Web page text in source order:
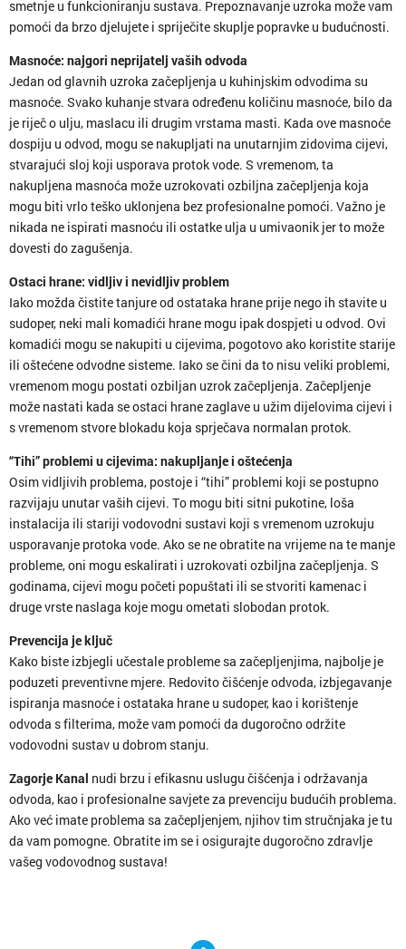
smetnje u funkcioniranju sustava. Prepoznavanje uzroka može vam
pomoći da brzo djelujete i spriječite skuplje popravke u budućnosti.
Masnoće: najgori neprijatelj vaših odvoda
Jedan od glavnih uzroka začepljenja u kuhinjskim odvodima su
masnoće. Svako kuhanje stvara određenu količinu masnoće, bilo da
je riječ o ulju, maslacu ili drugim vrstama masti. Kada ove masnoće
dospiju u odvod, mogu se nakupljati na unutarnjim zidovima cijevi,
stvarajući sloj koji usporava protok vode. S vremenom, ta
nakupljena masnoća može uzrokovati ozbiljna začepljenja koja
mogu biti vrlo teško uklonjena bez profesionalne pomoći. Važno je
nikada ne ispirati masnoću ili ostatke ulja u umivaonik jer to može
dovesti do zagušenja.
Ostaci hrane: vidljiv i nevidljiv problem
Iako možda čistite tanjure od ostataka hrane prije nego ih stavite u
sudoper, neki mali komadići hrane mogu ipak dospjeti u odvod. Ovi
komadići mogu se nakupiti u cijevima, pogotovo ako koristite starije
ili oštećene odvodne sisteme. Iako se čini da to nisu veliki problemi,
vremenom mogu postati ozbiljan uzrok začepljenja. Začepljenje
može nastati kada se ostaci hrane zaglave u užim dijelovima cijevi i
s vremenom stvore blokadu koja sprječava normalan protok.
“Tihi” problemi u cijevima: nakupljanje i oštećenja
Osim vidljivih problema, postoje i “tihi” problemi koji se postupno
razvijaju unutar vaših cijevi. To mogu biti sitni pukotine, loša
instalacija ili stariji vodovodni sustavi koji s vremenom uzrokuju
usporavanje protoka vode. Ako se ne obratite na vrijeme na te manje
probleme, oni mogu eskalirati i uzrokovati ozbiljna začepljenja. S
godinama, cijevi mogu početi popuštati ili se stvoriti kamenac i
druge vrste naslaga koje mogu ometati slobodan protok.
Prevencija je ključ
Kako biste izbjegli učestale probleme sa začepljenjima, najbolje je
poduzeti preventivne mjere. Redovito čišćenje odvoda, izbjegavanje
ispiranja masnoće i ostataka hrane u sudoper, kao i korištenje
odvoda s filterima, može vam pomoći da dugoročno održite
vodovodni sustav u dobrom stanju.
Zagorje Kanal nudi brzu i efikasnu uslugu čišćenja i održavanja
odvoda, kao i profesionalne savjete za prevenciju budućih problema.
Ako već imate problema sa začepljenjem, njihov tim stručnjaka je tu
da vam pomogne. Obratite im se i osigurajte dugoročno zdravlje
vašeg vodovodnog sustava!